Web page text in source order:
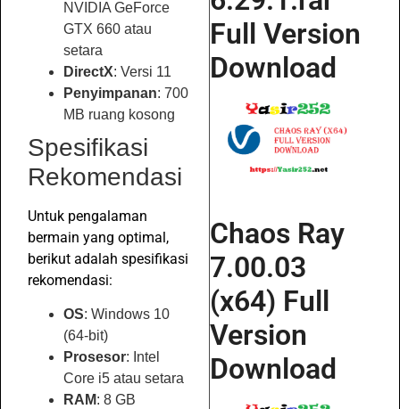
NVIDIA GeForce
GTX 660 atau
setara
DirectX: Versi 11
Penyimpanan: 700
MB ruang kosong
Spesifikasi
Rekomendasi
Untuk pengalaman
bermain yang optimal,
berikut adalah spesifikasi
rekomendasi:
OS: Windows 10
(64-bit)
Prosesor: Intel
Core i5 atau setara
RAM: 8 GB
Full Version
Download
Chaos Ray
7.00.03
(x64) Full
Version
Download